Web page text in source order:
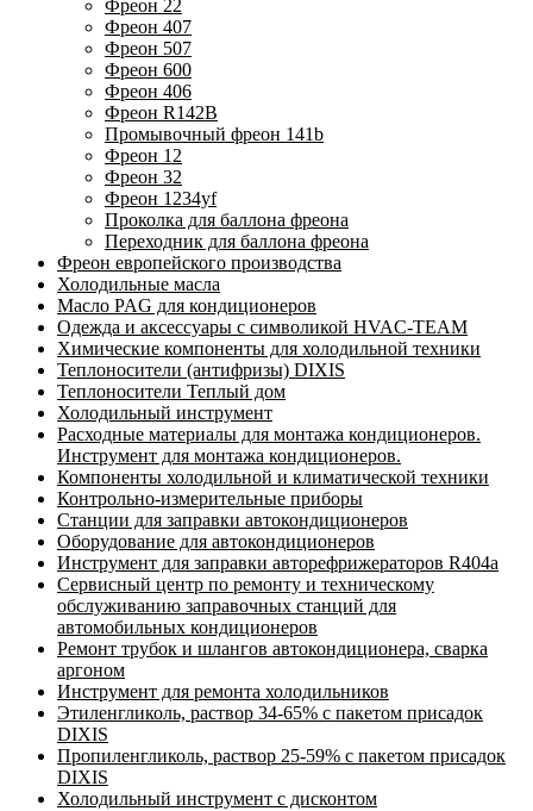
Фреон 22
Фреон 407
Фреон 507
Фреон 600
Фреон 406
Фреон R142B
Промывочный фреон 141b
Фреон 12
Фреон 32
Фреон 1234yf
Проколка для баллона фреона
Переходник для баллона фреона
Фреон европейского производства
Холодильные масла
Масло PAG для кондиционеров
Одежда и аксессуары с символикой HVAC-TEAM
Химические компоненты для холодильной техники
Теплоносители (антифризы) DIXIS
Теплоносители Теплый дом
Холодильный инструмент
Расходные материалы для монтажа кондиционеров.
Инструмент для монтажа кондиционеров.
Компоненты холодильной и климатической техники
Контрольно-измерительные приборы
Станции для заправки автокондиционеров
Оборудование для автокондиционеров
Инструмент для заправки авторефрижераторов R404a
Сервисный центр по ремонту и техническому
обслуживанию заправочных станций для
автомобильных кондиционеров
Ремонт трубок и шлангов автокондиционера, сварка
аргоном
Инструмент для ремонта холодильников
Этиленгликоль, раствор 34-65% с пакетом присадок
DIXIS
Пропиленгликоль, раствор 25-59% с пакетом присадок
DIXIS
Холодильный инструмент с дисконтом